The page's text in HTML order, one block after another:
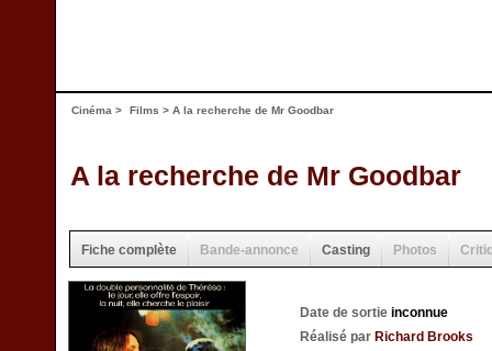
Cinéma > Films > A la recherche de Mr Goodbar
A la recherche de Mr Goodbar
Fiche complète Bande-annonce Casting Photos
Date de sortie inconnue
Réalisé par Richard Brooks